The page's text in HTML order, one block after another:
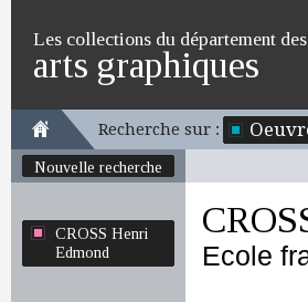
Les collections du département des
arts graphiques
Recherche sur :
Nouvelle recherche
CROSS Henri
Edmond
Ecole